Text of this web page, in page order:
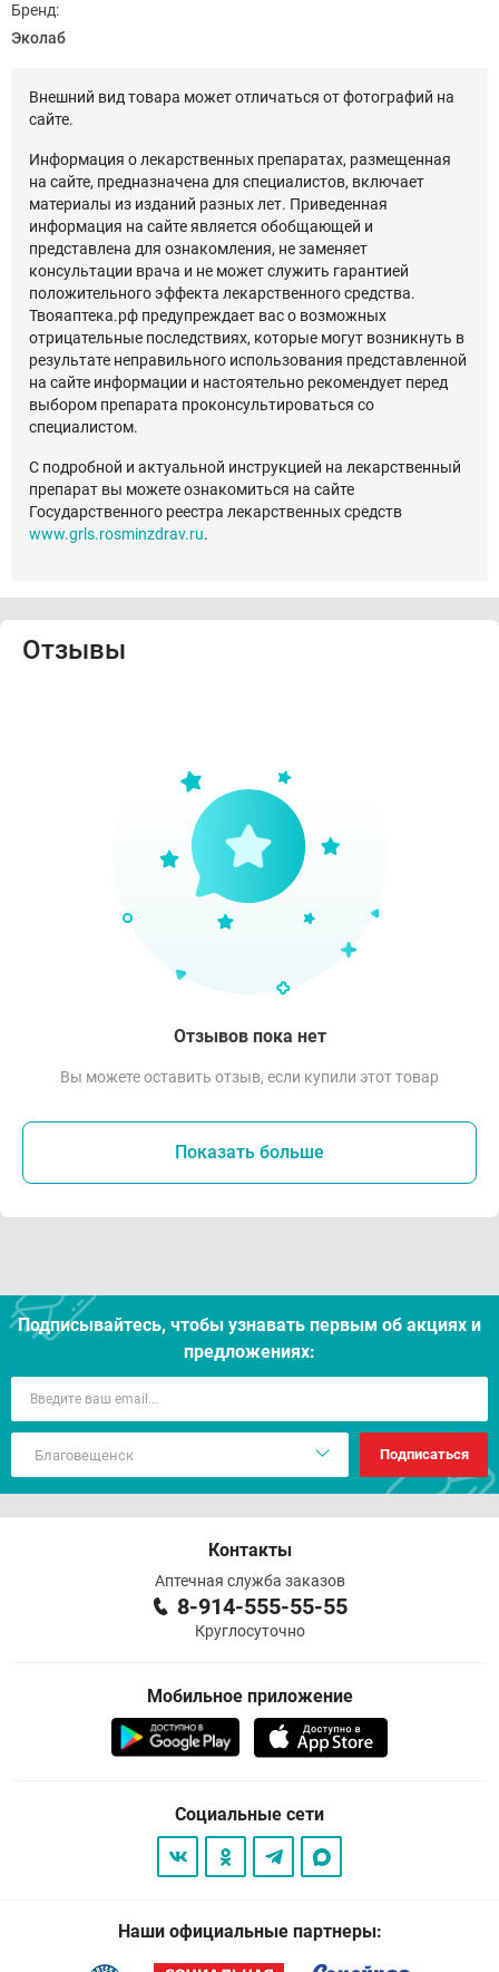
Бренд:
Эколаб
Внешний вид товара может отличаться от фотографий на
сайте.
Информация о лекарственных препаратах, размещенная
на сайте, предназначена для специалистов, включает
материалы из изданий разных лет. Приведенная
информация на сайте является обобщающей и
представлена для ознакомления, не заменяет
консультации врача и не может служить гарантией
положительного эффекта лекарственного средства.
Твояаптека.рф предупреждает вас о возможных
отрицательные последствиях, которые могут возникнуть в
результате неправильного использования представленной
на сайте информации и настоятельно рекомендует перед
выбором препарата проконсультироваться со
специалистом.
С подробной и актуальной инструкцией на лекарственный
препарат вы можете ознакомиться на сайте
Государственного реестра лекарственных средств
www.grls.rosminzdrav.ru.
Отзывы
Отзывов пока нет
Вы можете оставить отзыв, если купили этот товар
Показать больше
Подписывайтесь, чтобы узнавать первым об акцияx и
предложениях:
Подписаться
Контакты
Аптечная служба заказов
8-914-555-55-55
Круглосуточно
Мобильное приложение
Социальные сети
Наши официальные партнеры: